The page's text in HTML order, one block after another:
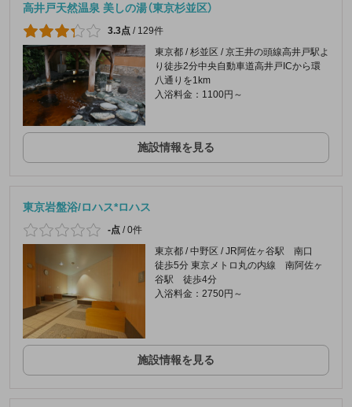
高井戸天然温泉 美しの湯（東京杉並区）
3.3点 / 129件
東京都 / 杉並区 / 京王井の頭線高井戸駅よ
り徒歩2分中央自動車道高井戸ICから環
八通りを1km
入浴料金：1100円～
施設情報を見る
東京岩盤浴/ロハス*ロハス
-点 /0件
東京都 / 中野区 / JR阿佐ヶ谷駅 南口
徒歩5分 東京メトロ丸の内線 南阿佐ヶ
谷駅 徒歩4分
入浴料金：2750円～
施設情報を見る